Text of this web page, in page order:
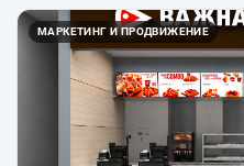
МАРКЕТИНГ И ПРОДВИЖЕНИЕ